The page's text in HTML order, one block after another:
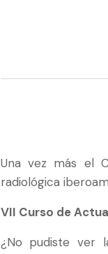
Una vez más el
radiológica
VII Curso de
¿No pudiste ver